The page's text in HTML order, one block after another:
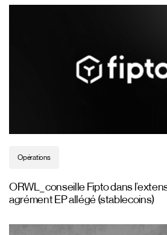
Opérations
ORWL_ conseille Fipto dans
agrément EP allégé (stablecoins)